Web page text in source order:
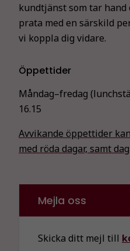
kundtjänst som tar hand
prata med en särskild
vi koppla dig vidare.
Öppettider
Måndag–fredag
16.15
Avvikande öppettider
med röda dagar, samt
Mejla oss
Skicka ditt mejl till